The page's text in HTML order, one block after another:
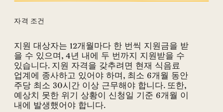
자격 조건
자격 요건 섹션
지원 대상자는 12개월마다 한 번씩 지원금을 받
을 수 있으며, 4년 내에 두 번까지 지원받을 수
있습니다. 지원 자격을 갖추려면 현재 식음료
업계에 종사하고 있어야 하며, 최소 6개월 동안
주당 최소 30시간 이상 근무해야 합니다. 또한,
예상치 못한 위기 상황이 신청일 기준 6개월 이
내에 발생했어야 합니다.